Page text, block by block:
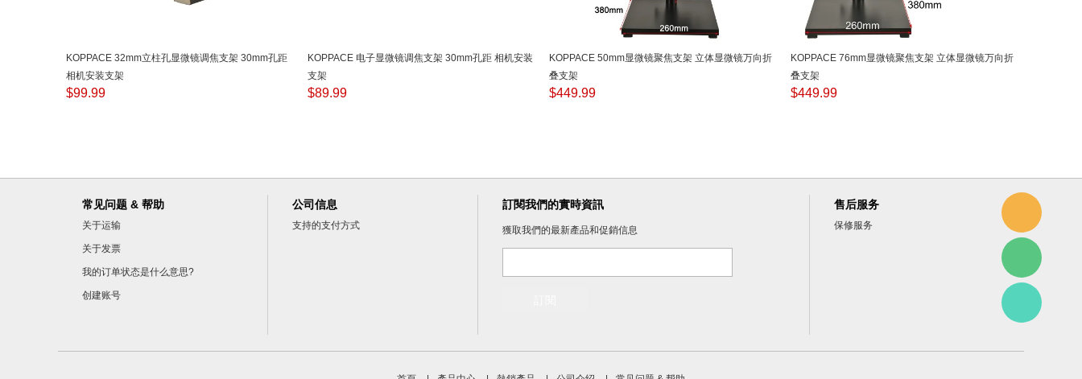
KOPPACE 32mm立柱孔显微镜调焦支架 30mm孔距
相机安装支架
$99.99
KOPPACE 电子显微镜调焦支架 30mm孔距 相机安装
支架
$89.99
KOPPACE 50mm显微镜聚焦支架 立体显微镜万向折
叠支架
$449.99
KOPPACE 76mm显微镜聚焦支架 立体显微镜万向折
叠支架
$449.99
常见问题 & 帮助
关于运输
关于发票
我的订单状态是什么意思?
创建账号
公司信息
支持的支付方式
訂閱我們的實時資訊
獲取我們的最新產品和促銷信息
售后服务
保修服务